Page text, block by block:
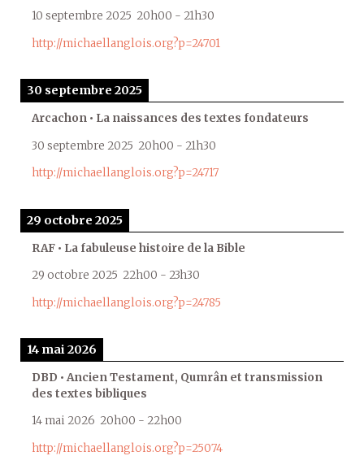
10 septembre 2025 20h00 - 21h30
http://michaellanglois.org?p=24701
30 septembre 2025
Arcachon • La naissances des textes fondateurs
30 septembre 2025 20h00 - 21h30
http://michaellanglois.org?p=24717
29 octobre 2025
RAF • La fabuleuse histoire de la Bible
29 octobre 2025 22h00 - 23h30
http://michaellanglois.org?p=24785
14 mai 2026
DBD • Ancien Testament, Qumrân et transmission
des textes bibliques
14 mai 2026 20h00 - 22h00
http://michaellanglois.org?p=25074